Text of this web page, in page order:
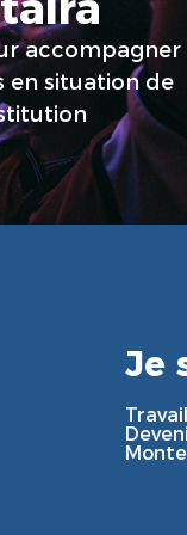
accompagner
en situation de
Plus
Je